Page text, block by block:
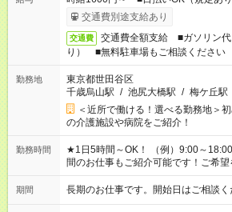
交通費別途支給あり
交通費
交通費全額支給 ■ガソリン代
り） ■無料駐車場もご相談ください
勤務地
東京都世田谷区
千歳烏山駅 / 池尻大橋駅 / 梅ケ丘駅
＜近所で働ける！選べる勤務地＞
の介護施設や病院をご紹介！
勤務時間
★1日5時間～OK！ （例）9:00～
間のお仕事もご紹介可能です！ご希
庭の都合でお休みが必要な場合も遠慮
週最低15時間以上の勤務が必要です
期間 長期のお仕事です。開始日はご相談